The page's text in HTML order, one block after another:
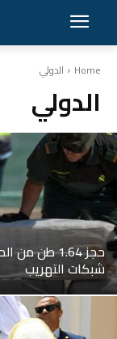
Home الدولي
الدولي
حجز 1.64
شبكات التهريب